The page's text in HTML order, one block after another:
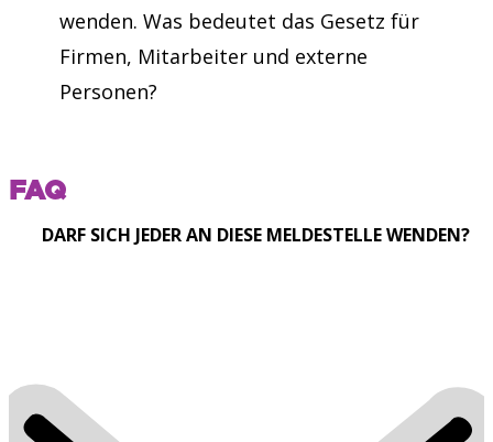
wenden. Was bedeutet das Gesetz für
Firmen, Mitarbeiter und externe
Personen?
FAQ
DARF SICH JEDER AN DIESE MELDESTELLE WENDEN?